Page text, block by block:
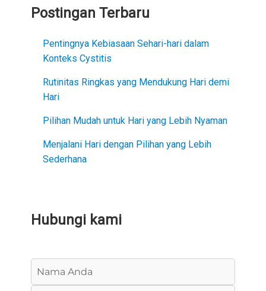
Postingan Terbaru
Pentingnya Kebiasaan Sehari-hari dalam
Konteks Cystitis
Rutinitas Ringkas yang Mendukung Hari demi
Hari
Pilihan Mudah untuk Hari yang Lebih Nyaman
Menjalani Hari dengan Pilihan yang Lebih
Sederhana
Hubungi kami